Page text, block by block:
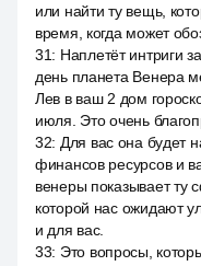
или найти ту вещь,
время, когда может
31: Наплетёт интриги
день планета Венера
Лев в ваш 2 дом
июля. Это очень
32: Для вас она будет
финансов ресурсов и
венеры показывает ту
которой нас ожидают
и для вас.
33: Это вопросы,